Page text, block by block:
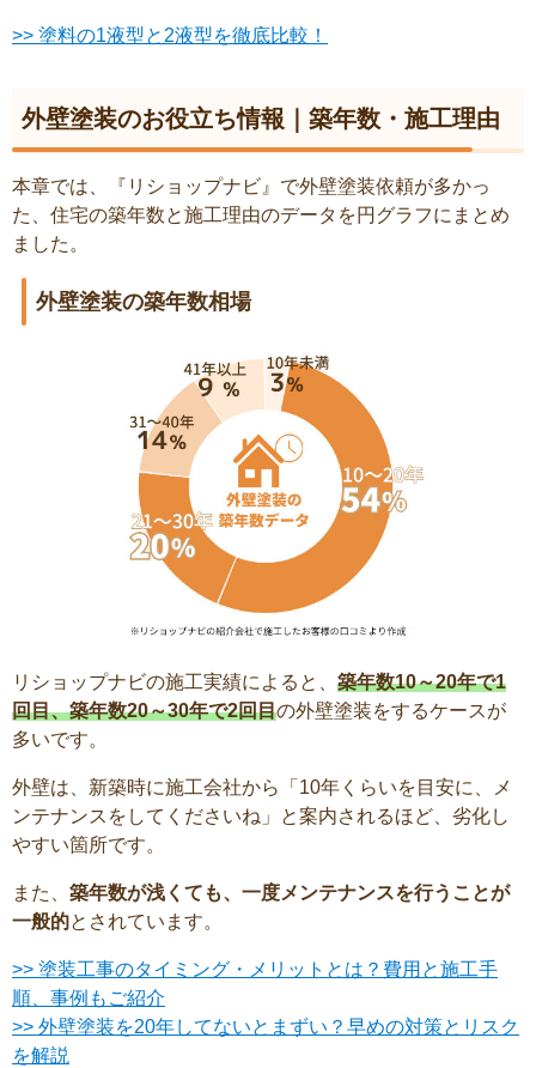
>> 塗料の1液型と2液型を徹底比較！
外壁塗装のお役立ち情報｜築年数・施工理由
本章では、『リショップナビ』で外壁塗装依頼が多かっ
た、住宅の築年数と施工理由のデータを円グラフにまとめ
ました。
外壁塗装の築年数相場
リショップナビの施工実績によると、 築年数10～20年で1
回目、築年数20～30年で2回目の外壁塗装をするケースが
多いです。
外壁は、新築時に施工会社から「10年くらいを目安に、メ
ンテナンスをしてくださいね」と案内されるほど、劣化し
やすい箇所です。
また、 築年数が浅くても、一度メンテナンスを行うことが
一般的とされています。
>> 塗装工事のタイミング・メリットとは？費用と施工手
順、事例もご紹介
>> 外壁塗装を20年してないとまずい？早めの対策とリスク
を解説